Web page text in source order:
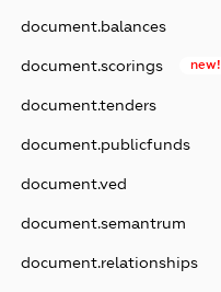
document.balances
document.scorings new!
document.tenders
document.publicfunds
document.ved
document.semantrum
document.relationships